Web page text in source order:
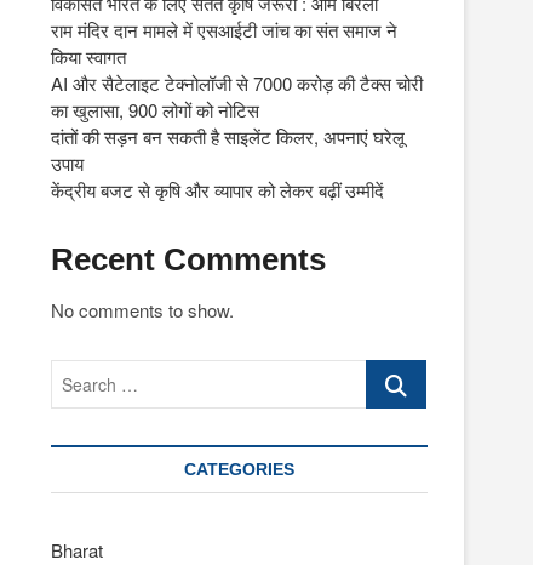
राम मंदिर दान मामले में एसआईटी जांच का संत समाज ने
किया स्वागत
AI और सैटेलाइट टेक्नोलॉजी से 7000 करोड़ की टैक्स चोरी
का खुलासा, 900 लोगों को नोटिस
दांतों की सड़न बन सकती है साइलेंट किलर, अपनाएं घरेलू
उपाय
केंद्रीय बजट से कृषि और व्यापार को लेकर बढ़ीं उम्मीदें
Recent Comments
No comments to show.
Search
CATEGORIES
Bharat